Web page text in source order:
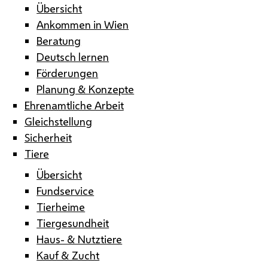
Übersicht
Ankommen in Wien
Beratung
Deutsch lernen
Förderungen
Planung & Konzepte
Ehrenamtliche Arbeit
Gleichstellung
Sicherheit
Tiere
Übersicht
Fundservice
Tierheime
Tiergesundheit
Haus- & Nutztiere
Kauf & Zucht